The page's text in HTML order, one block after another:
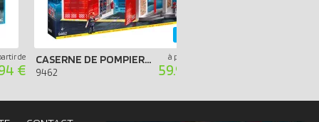
de
€
CASERNE DE POMPIERS AVEC HÉLICOPTÈRE
9462
à partir de
59.99 €